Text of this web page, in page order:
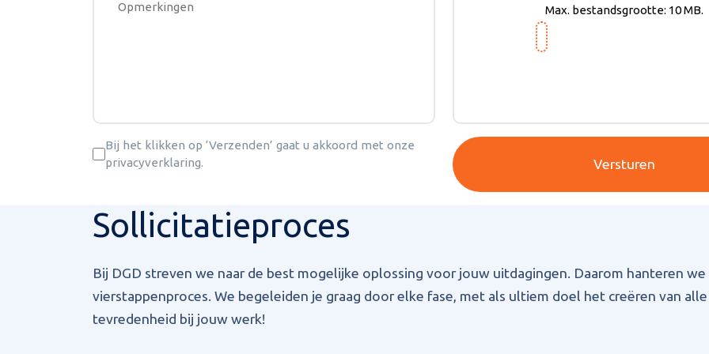
Max. bestandsgrootte: 10 MB.
CAPTCHA
Instemming
Bij het klikken op ‘Verzenden’ gaat u akkoord met onze
privacyverklaring.
Sollicitatieproces
Bij DGD streven we naar de best mogelijke oplossing voor jouw uitdagingen. Daarom hanteren we
vierstappenproces. We begeleiden je graag door elke fase, met als ultiem doel het creëren van alle
tevredenheid bij jouw werk!